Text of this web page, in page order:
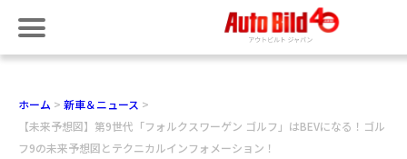
ホーム
新車＆ニュース
【未来予想図】第9世代「フォルクスワーゲン ゴルフ」はBEVになる！ゴル
フ9の未来予想図とテクニカルインフォメーション！